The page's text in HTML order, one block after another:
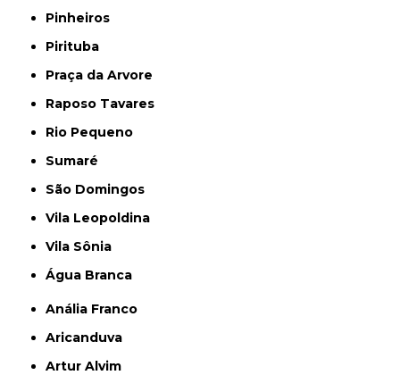
Pinheiros
Pirituba
Praça da Arvore
Raposo Tavares
Rio Pequeno
Sumaré
São Domingos
Vila Leopoldina
Vila Sônia
Água Branca
Anália Franco
Aricanduva
Artur Alvim